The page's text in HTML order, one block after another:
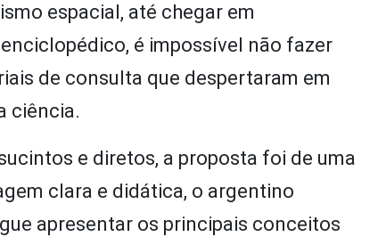
espacial, até chegar em
é impossível não fazer
de consulta que despertaram em
ciência.
e diretos, a proposta foi de uma
clara e didática, o argentino
apresentar os principais conceitos